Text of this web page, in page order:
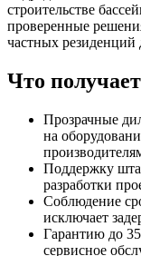
строительстве
проверенные
частных резиденций
Что
Прозрачные
на
Поддержку
разработки
Соблюдение
исключает
Гарантию до
сервисное